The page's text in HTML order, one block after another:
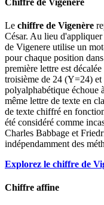
Le chiffre de Vigenère
César. Au lieu
de Vigenere utilise un
pour chaque position
première lettre est
troisième de 24 (Y=24) et
polyalphabétique échoue
même lettre de texte en
de texte chiffré en
été considéré comme
Charles Babbage et
indépendamment des
Explorez le chiffre de
Chiffre affine